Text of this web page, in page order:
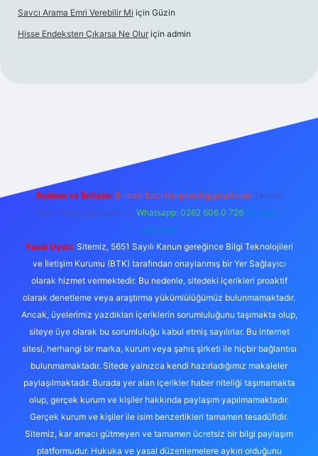
Savcı Arama Emri Verebilir Mi için Güzin
Hisse Endeksten Çıkarsa Ne Olur için admin
Reklam ve İletişim: E-mail: backlinkpaneli@gmail.com Teams:
forumhizmeti@gmail.com Whatsapp: 0262 606 0 726 Telegram:
@karabul
Yasal Uyarı: Sitemiz, 5651 Sayılı Kanun gereğince Bilgi Teknolojileri
ve İletişim Kurumu (BTK) tarafından onaylanmış bir Yer Sağlayıcı
olarak hizmet vermektedir. Bu nedenle, sitedeki içerikleri proaktif
olarak denetleme veya araştırma yükümlülüğümüz bulunmamaktadır.
Ancak, üyelerimiz yazdıkları içeriklerin sorumluluğunu taşımakta olup,
siteye üye olarak bu sorumluluğu kabul etmiş sayılırlar. Bu internet
sitesi, herhangi bir marka, kurum veya şahıs şirketi ile hiçbir bağlantısı
bulunmamaktadır. Sitede yalnızca kendi hazırladığımız makaleler
paylaşılmaktadır. Burada yer alan içerikler haber niteliği taşımamakta
olup, gerçek kurum ve kişiler hakkında paylaşım yapılmamaktadır.
Gerçek kurum ve kişiler ile isim benzerlikleri tamamen tesadüfidir.
Sitemiz, kar amacı gütmeyen ve tamamen ücretsiz bir bilgi paylaşım
platformudur. Hukuka ve yasal düzenlemelere aykırı olduğunu